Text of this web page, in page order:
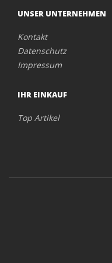
UNSER UNTERNEHMEN
Kontakt
Datenschutz
Impressum
IHR EINKAUF
Top Artikel